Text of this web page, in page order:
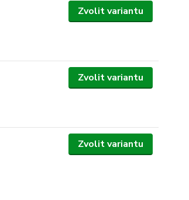
Zvolit variantu
Zvolit variantu
Zvolit variantu